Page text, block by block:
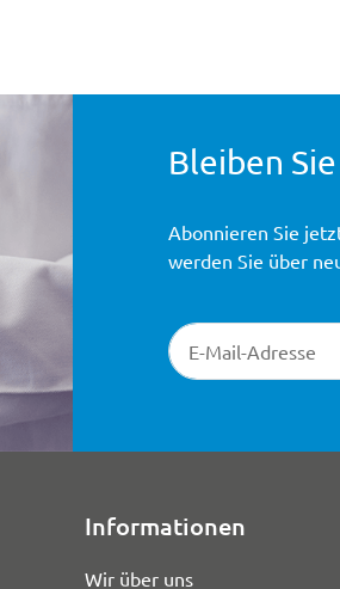
Bleiben
Newsletter-
Abonnieren Sie
werden Sie über
Informationen
Wir über uns